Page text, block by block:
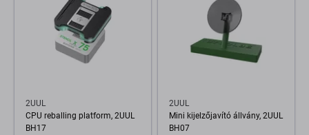
2UUL
CPU reballing platform, 2UUL
BH17
2UUL
Mini kijelzőjavító állvány, 2UUL
BH07